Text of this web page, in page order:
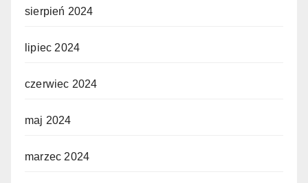
sierpień 2024
lipiec 2024
czerwiec 2024
maj 2024
marzec 2024